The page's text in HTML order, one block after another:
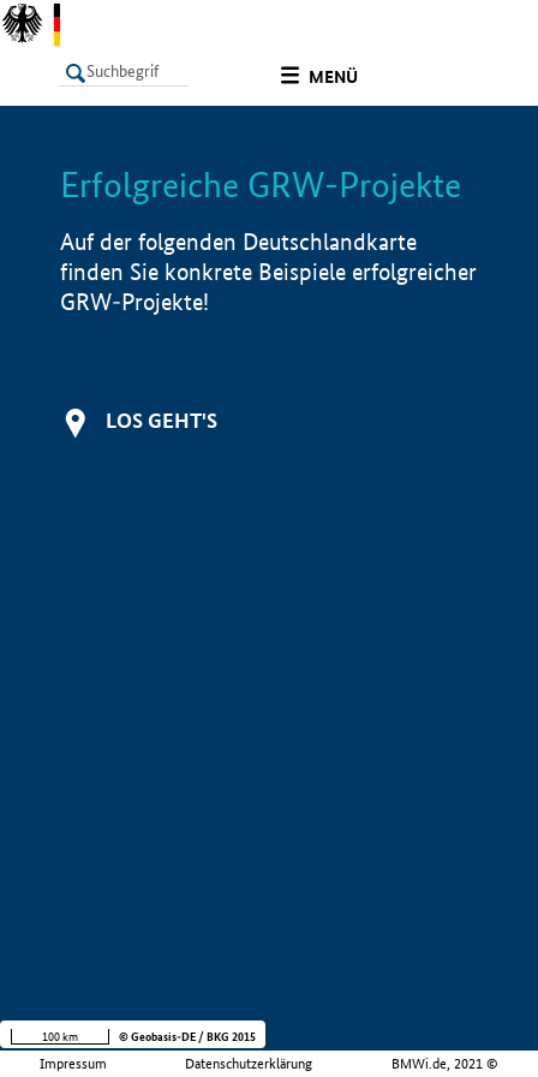
MENÜ
LISTE Info
Erfolgreiche GRW-Projekte
Auf der folgenden Deutschlandkarte
finden Sie konkrete Beispiele erfolgreicher
GRW-Projekte!
LOS GEHT'S
Impressum Datenschutzerklärung BMWi.de, 2021 ©
100 km © Geobasis-DE / BKG 2015